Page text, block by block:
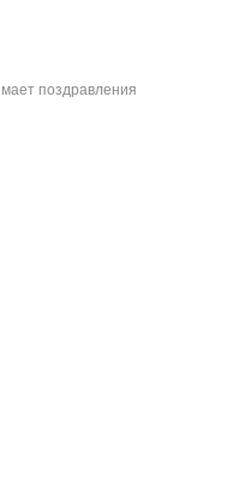
поздравления